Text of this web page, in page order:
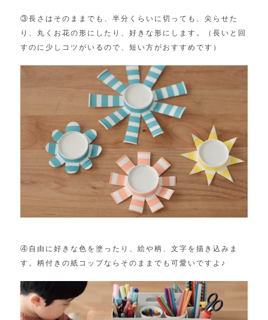
③長さはそのままでも、半分くらいに切っても、尖らせた
り、丸くお花の形にしたり、好きな形にします。（長いと回
すのに少しコツがいるので、短い方がおすすめです）
④自由に好きな色を塗ったり、絵や柄、文字を描き込みま
す。柄付きの紙コップならそのままでも可愛いですよ♪